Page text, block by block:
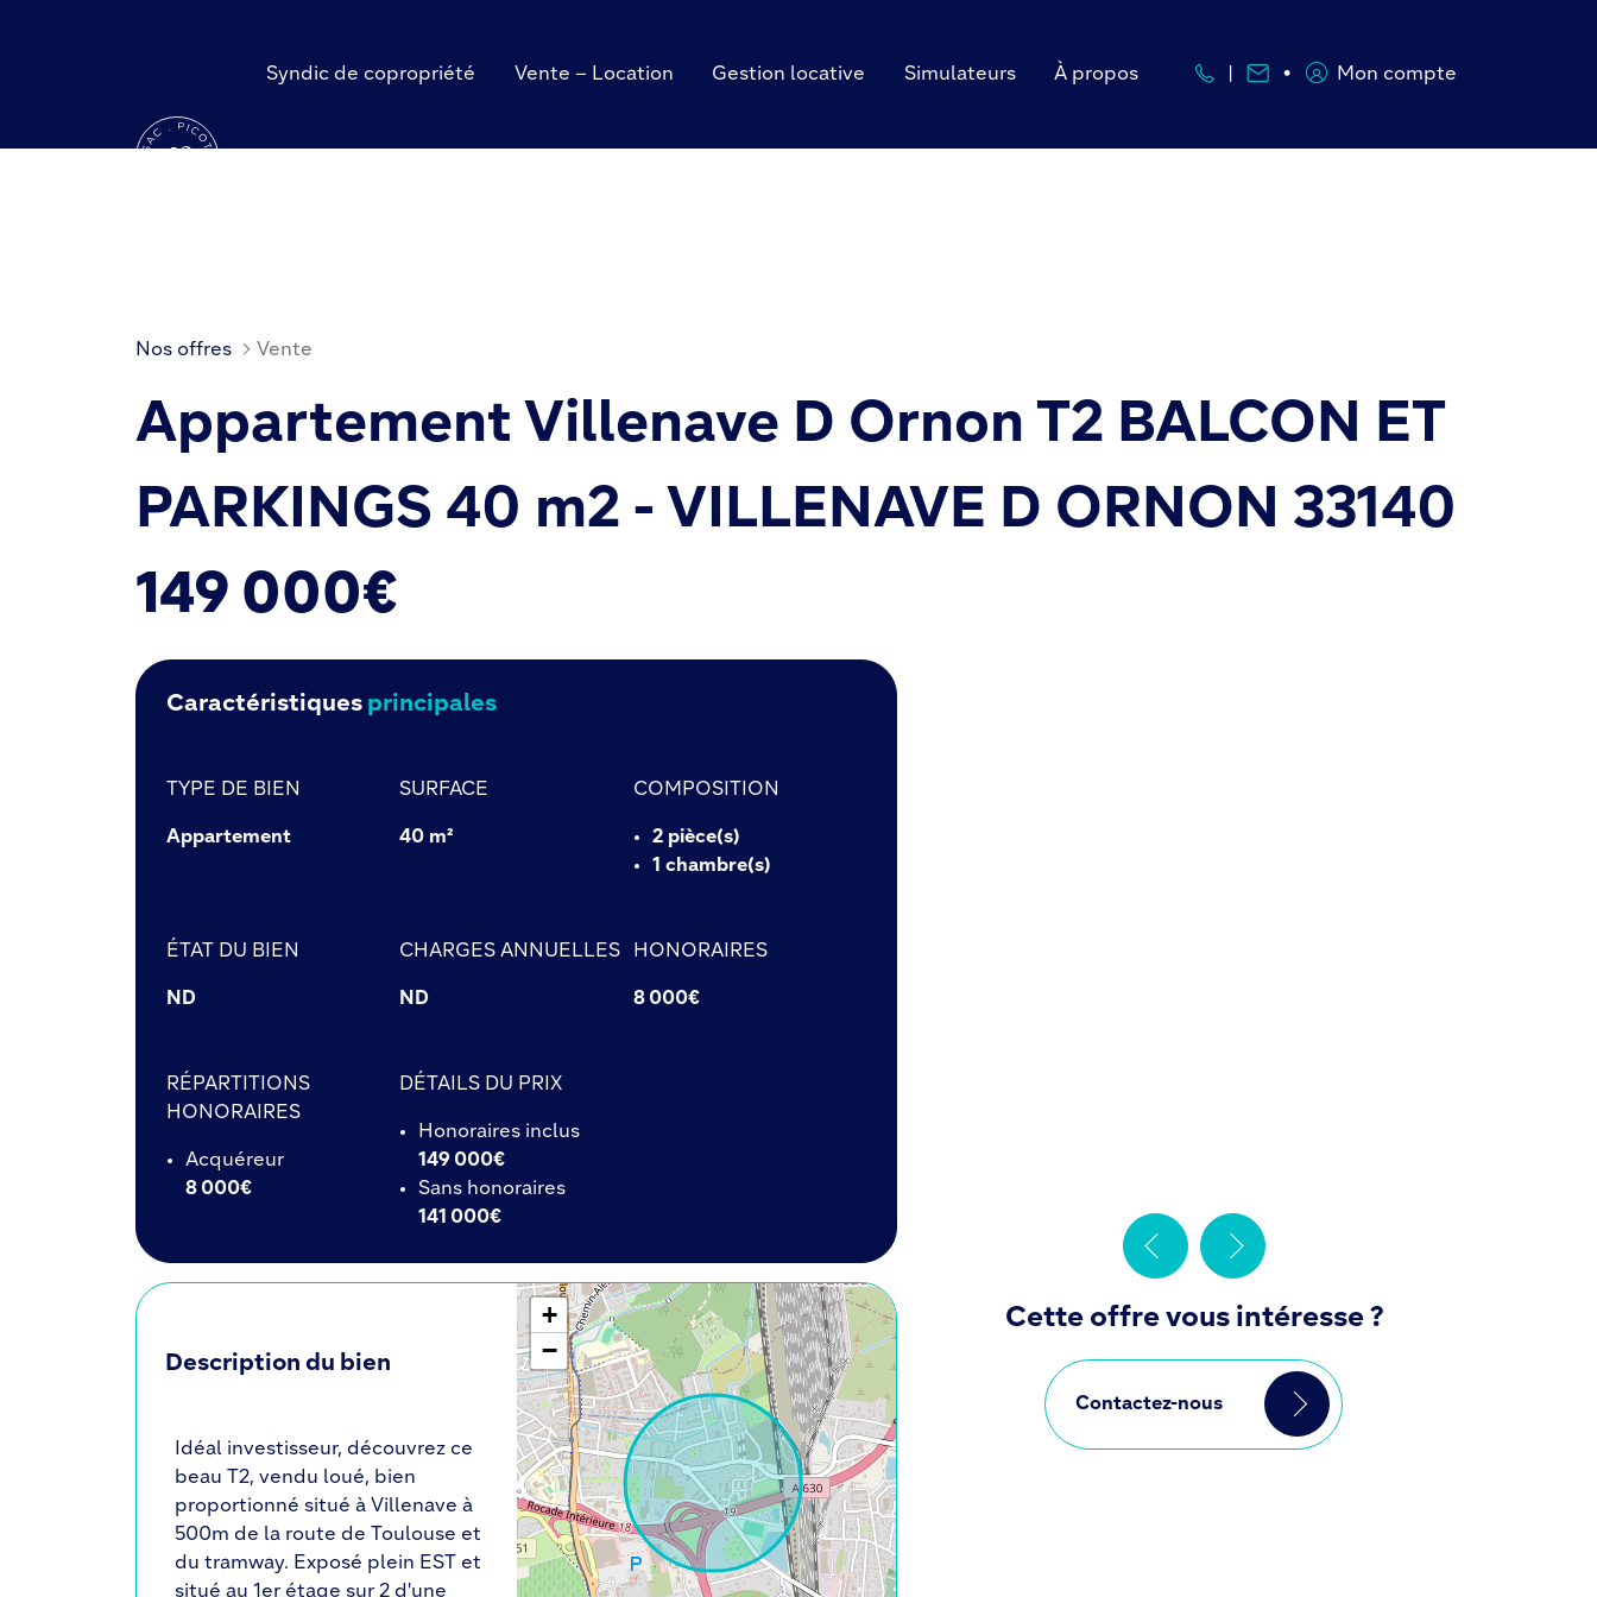
Syndic de copropriété Vente – Location Gestion locative Simulateurs À propos Mon compte
Nos offres Vente
Appartement Villenave D Ornon T2 BALCON ET
PARKINGS 40 m2 - VILLENAVE D ORNON 33140
149 000€
Cette offre vous intéresse ?
Contactez-nous
Caractéristiques principales
TYPE DE BIEN
Appartement
SURFACE
40 m²
COMPOSITION
2 pièce(s)
1 chambre(s)
ÉTAT DU BIEN
ND
CHARGES ANNUELLES
ND
HONORAIRES
8 000€
RÉPARTITIONS
HONORAIRES
Acquéreur
8 000€
DÉTAILS DU PRIX
Honoraires inclus
149 000€
Sans honoraires
141 000€
Description du bien
Idéal investisseur, découvrez ce
beau T2, vendu loué, bien
proportionné situé à Villenave à
500m de la route de Toulouse et
du tramway. Exposé plein EST et
situé au 1er étage sur 2 d'une
+
−